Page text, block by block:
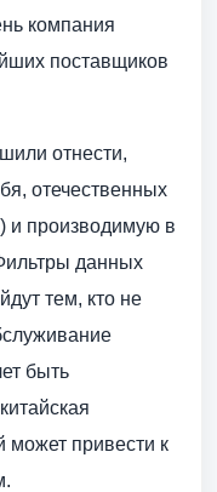
компания
поставщиков
отнести,
отечественных
и производимую в
данных
тем, кто не
быть
может привести к